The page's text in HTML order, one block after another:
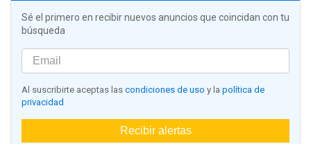
Sé el primero en recibir nuevos anuncios que coincidan con tu
búsqueda
Al suscribirte aceptas las condiciones de uso y la política de
privacidad
Recibir alertas